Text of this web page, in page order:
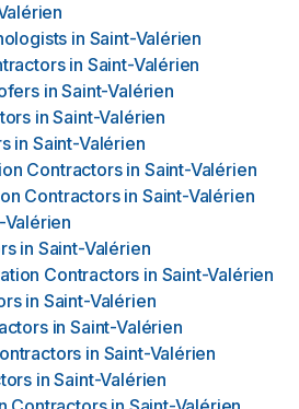
in Saint-Valérien
in Saint-Valérien
in Saint-Valérien
in Saint-Valérien
in Saint-Valérien
Contractors in Saint-Valérien
Contractors in Saint-Valérien
Valérien
in Saint-Valérien
Contractors in Saint-Valérien
in Saint-Valérien
in Saint-Valérien
in Saint-Valérien
in Saint-Valérien